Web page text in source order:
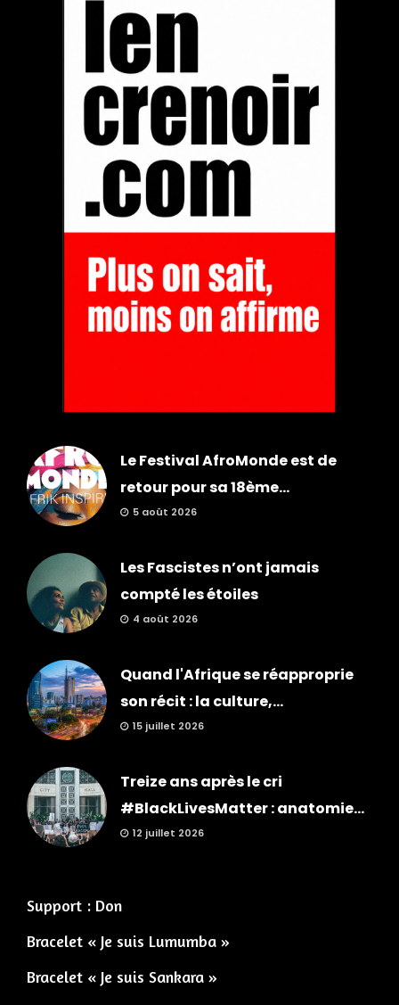
Le Festival AfroMonde est de
retour pour sa 18ème...
5 août 2026
Les Fascistes n’ont jamais
compté les étoiles
4 août 2026
Quand l'Afrique se réapproprie
son récit : la culture,...
15 juillet 2026
Treize ans après le cri
#BlackLivesMatter : anatomie...
12 juillet 2026
Support : Don
Bracelet « Je suis Lumumba »
Bracelet « Je suis Sankara »